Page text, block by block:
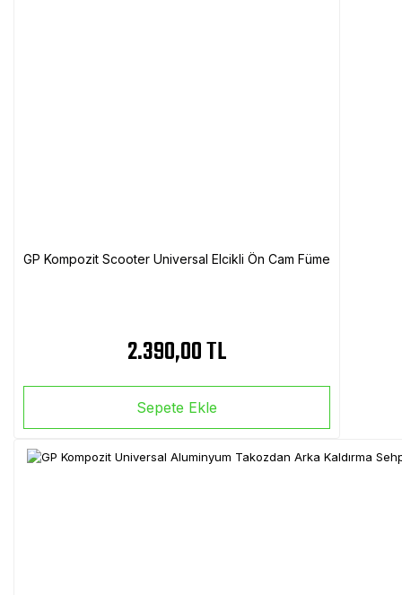
GP Kompozit Scooter Universal Elcikli Ön Cam Füme
2.390,00 TL
Sepete Ekle